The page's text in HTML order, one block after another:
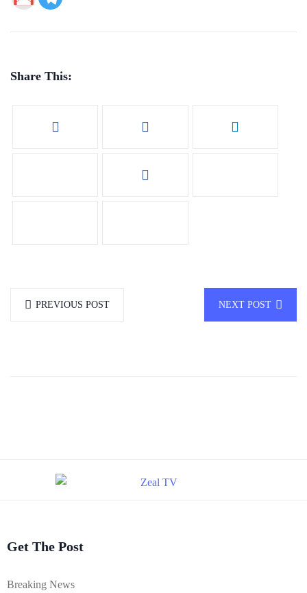
Share This:
PREVIOUS POST NEXT POST
Get The Post
Breaking News